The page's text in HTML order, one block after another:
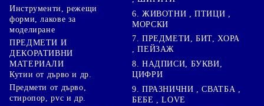
Инструменти, режещи
форми, лакове за
моделиране
ПРЕДМЕТИ И
ДЕКОРАТИВНИ
МАТЕРИАЛИ
Кутии от дърво и др.
Предмети от дърво,
стиропор, pvc и др.
6. ЖИВОТНИ , ПТИЦИ ,
МОРСКИ
7. ПРЕДМЕТИ, БИТ, ХОРА
, ПЕЙЗАЖ
8. НАДПИСИ, БУКВИ,
ЦИФРИ
9. ПРАЗНИЧНИ , СВАТБА ,
БЕБЕ , LOVE